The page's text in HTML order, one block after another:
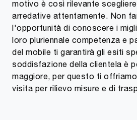
motivo è così rilevante
arredative attentamente. Non
l'opportunità di conoscere i
loro pluriennale competenza e
del mobile ti garantirà gli esiti
soddisfazione della clientela è
maggiore, per questo ti
visita per rilievo misure e di